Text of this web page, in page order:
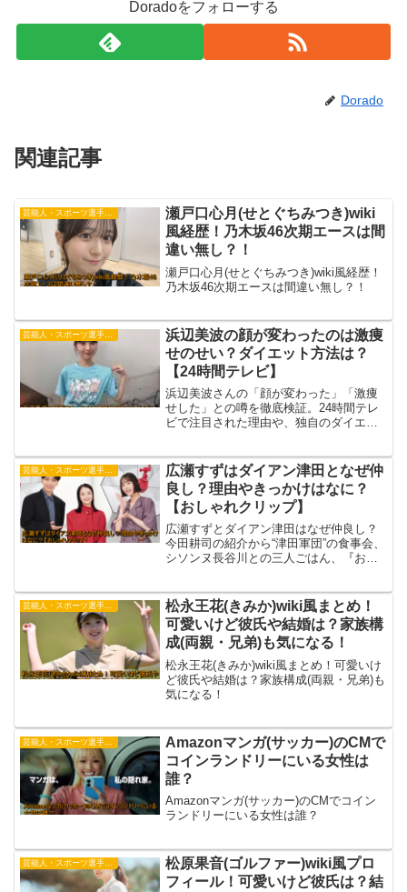
Doradoをフォローする
Dorado
関連記事
芸能人・スポーツ選手・有名人
瀬戸口心月(せとぐちみつき)wiki
風経歴！乃木坂46次期エースは間
違い無し？！
瀬戸口心月(せとぐちみつき)wiki風経歴！
乃木坂46次期エースは間違い無し？！
浜辺美波の顔が変わったのは激痩
せのせい？ダイエット方法は？
【24時間テレビ】
浜辺美波さんの「顔が変わった」「激痩
せした」との噂を徹底検証。24時間テレ
ビで注目された理由や、独自のダイエッ
芸能人・スポーツ選手・有名人
広瀬すずはダイアン津田となぜ仲
良し？理由やきっかけはなに？
【おしゃれクリップ】
広瀬すずとダイアン津田はなぜ仲良し？
今田耕司の紹介から“津田軍団”の食事会、
シソンヌ長谷川との三人ごはん、『おし
芸能人・スポーツ選手・有名人
松永王花(きみか)wiki風まとめ！
可愛いけど彼氏や結婚は？家族構
成(両親・兄弟)も気になる！
松永王花(きみか)wiki風まとめ！可愛いけ
ど彼氏や結婚は？家族構成(両親・兄弟)も
気になる！
Amazonマンガ(サッカー)のCMで
コインランドリーにいる女性は
誰？
Amazonマンガ(サッカー)のCMでコイン
ランドリーにいる女性は誰？
松原果音(ゴルファー)wiki風プロ
フィール！可愛いけど彼氏は？結